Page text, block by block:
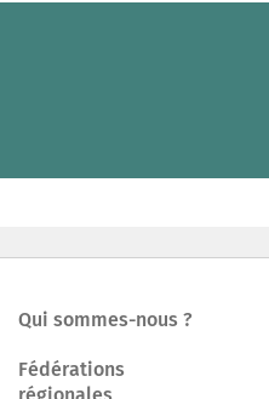
Qui sommes-nous ?
Fédérations